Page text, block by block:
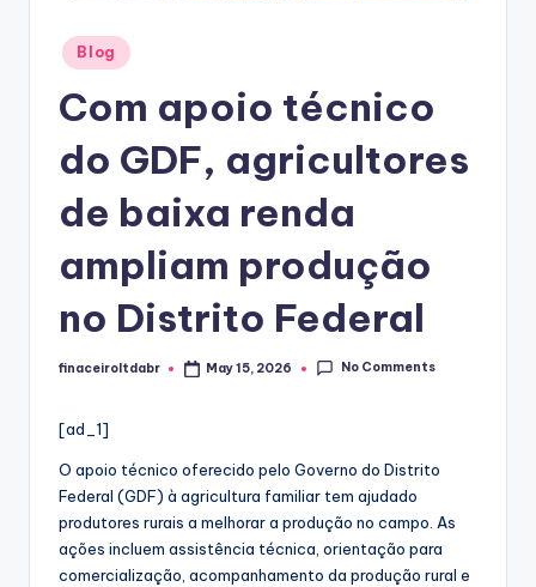
Posted
in
Blog
Com apoio técnico
do GDF, agricultores
de baixa renda
ampliam produção
no Distrito Federal
Posted
finaceiroltdabr May 15, 2026 No Comments
[ad_1]
O apoio técnico oferecido pelo Governo do Distrito
Federal (GDF) à agricultura familiar tem ajudado
produtores rurais a melhorar a produção no campo. As
ações incluem assistência técnica, orientação para
comercialização, acompanhamento da produção rural e